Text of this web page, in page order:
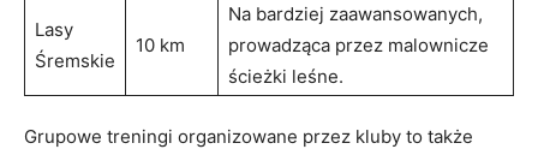
Lasy
Śremskie
10​ km
Na‌ bardziej zaawansowanych,
prowadząca⁢ przez malownicze⁣
ścieżki leśne.
Grupowe treningi organizowane przez kluby to także